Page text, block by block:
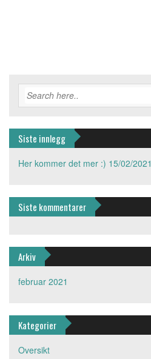
Siste innlegg
Her kommer det mer :) 15/02/2021
Siste kommentarer
Arkiv
februar 2021
Kategorier
Oversikt